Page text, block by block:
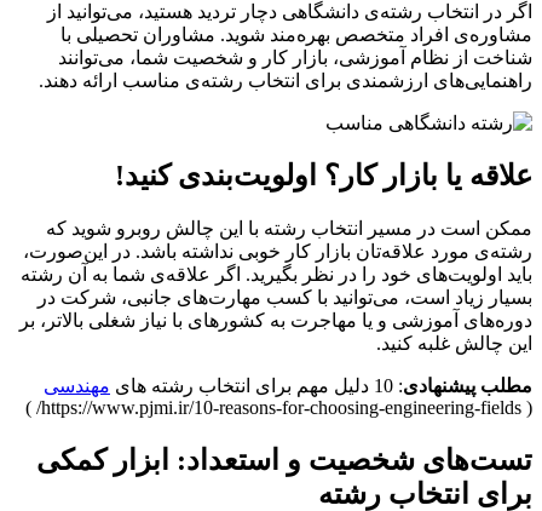
اگر در انتخاب رشته‌ی دانشگاهی دچار تردید هستید، می‌توانید از
مشاوره‌ی افراد متخصص بهره‌مند شوید. مشاوران تحصیلی با
شناخت از نظام آموزشی، بازار کار و شخصیت شما، می‌توانند
راهنمایی‌های ارزشمندی برای انتخاب رشته‌ی مناسب ارائه دهند.
علاقه یا بازار کار؟ اولویت‌بندی کنید!
ممکن است در مسیر انتخاب رشته با این چالش روبرو شوید که
رشته‌ی مورد علاقه‌تان بازار کار خوبی نداشته باشد. در این‌صورت،
باید اولویت‌های خود را در نظر بگیرید. اگر علاقه‌ی شما به آن رشته
بسیار زیاد است، می‌توانید با کسب مهارت‌های جانبی، شرکت در
دوره‌های آموزشی و یا مهاجرت به کشورهای با نیاز شغلی بالاتر، بر
این چالش غلبه کنید.
مطلب پیشنهادی: 10 دلیل مهم برای انتخاب رشته های
مهندسی
( https://www.pjmi.ir/10-reasons-for-choosing-engineering-fields/ )
تست‌های شخصیت و استعداد: ابزار کمکی
برای انتخاب رشته